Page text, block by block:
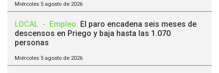
Miércoles 5 agosto de 2026
LOCAL - Empleo. El paro encadena seis meses de
descensos en Priego y baja hasta las 1.070
personas
Miércoles 5 agosto de 2026